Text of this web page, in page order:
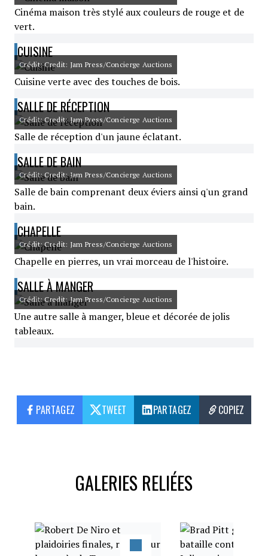
Cinéma maison très stylé aux couleurs de rouge et de
vert.
CUISINE
Crédit: Credit: Jam Press/Concierge Auctions
Cuisine verte avec des touches de bois.
SALLE DE RÉCEPTION
Crédit: Credit: Jam Press/Concierge Auctions
Salle de réception d'un jaune éclatant.
SALLE DE BAIN
Crédit: Credit: Jam Press/Concierge Auctions
Salle de bain comprenant deux éviers ainsi q'un grand
bain.
CHAPELLE
Crédit: Credit: Jam Press/Concierge Auctions
Chapelle en pierres, un vrai morceau de l'histoire.
SALLE À MANGER
Crédit: Credit: Jam Press/Concierge Auctions
Une autre salle à manger, bleue et décorée de jolis
tableaux.
PARTAGEZ TWEET PARTAGEZ COPIEZ
GALERIES RELIÉES